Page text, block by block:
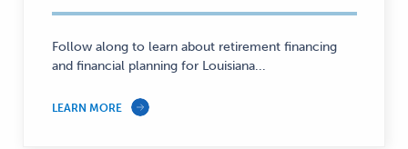
Finance
—
Follow along to learn about retirement financing
and financial planning for Louisiana...
LEARN MORE